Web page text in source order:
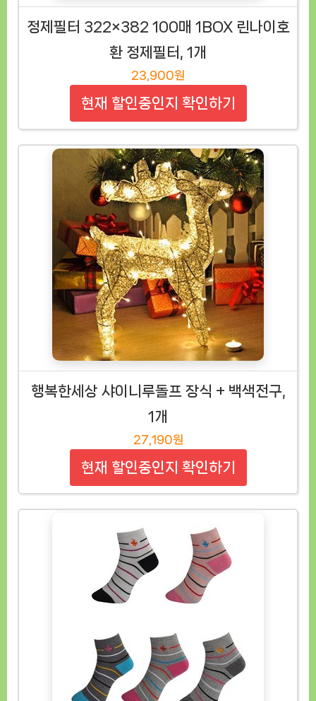
정제필터 322×382 100매 1BOX 린나이호
환 정제필터, 1개
23,900원
현재 할인중인지 확인하기
행복한세상 샤이니루돌프 장식 + 백색전구,
1개
27,190원
현재 할인중인지 확인하기